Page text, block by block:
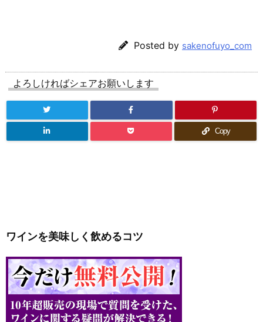
Posted by sakenofuyo_com
よろしければシェアお願いします
Copy
ワインを美味しく飲めるコツ